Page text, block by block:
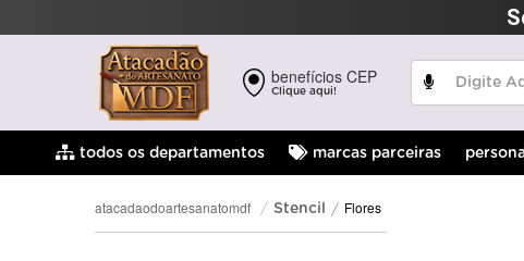
benefícios CEP
Clique aqui!
todos os departamentos marcas parceiras
atacadaodoartesanatomdf Stencil Flores